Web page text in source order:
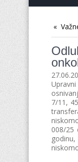
7/11,
008/25